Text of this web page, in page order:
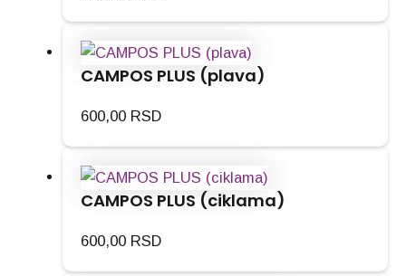
CAMPOS PLUS (plava)
600,00 RSD
CAMPOS PLUS (ciklama)
600,00 RSD